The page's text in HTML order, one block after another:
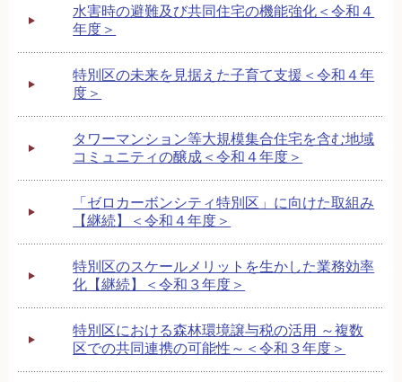
水害時の避難及び共同住宅の機能強化＜令和４
年度＞
特別区の未来を見据えた子育て支援＜令和４年
度＞
タワーマンション等大規模集合住宅を含む地域
コミュニティの醸成＜令和４年度＞
「ゼロカーボンシティ特別区」に向けた取組み
【継続】＜令和４年度＞
特別区のスケールメリットを生かした業務効率
化【継続】＜令和３年度＞
特別区における森林環境譲与税の活用 ～複数
区での共同連携の可能性～＜令和３年度＞